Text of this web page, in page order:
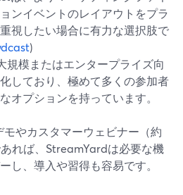
ンイベントのレイアウトをプラ
視したい場合に有力な選択肢で
)
規模またはエンタープライズ向
しており、極めて多くの参加者
オプションを持っています。
やカスタマーウェビナー（約
れば、StreamYardは必要な機
し、導入や習得も容易です。